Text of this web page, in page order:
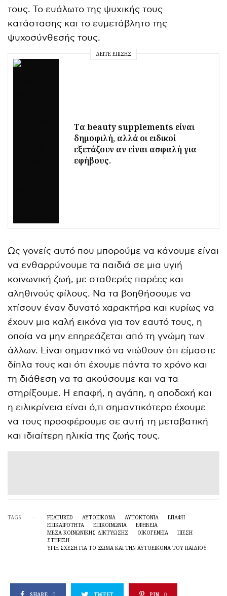
τους. Το ευάλωτο της ψυχικής τους
κατάστασης και το ευμετάβλητο της
ψυχοσύνθεσής τους.
ΔΕΊΤΕ ΕΠΊΣΗΣ
Τα beauty supplements είναι
δημοφιλή, αλλά οι ειδικοί
εξετάζουν αν είναι ασφαλή για
εφήβους.
Ως γονείς αυτό που μπορούμε να κάνουμε είναι
να ενθαρρύνουμε τα παιδιά σε μια υγιή
κοινωνική ζωή, με σταθερές παρέες και
αληθινούς φίλους. Να τα βοηθήσουμε να
χτίσουν έναν δυνατό χαρακτήρα και κυρίως να
έχουν μια καλή εικόνα για τον εαυτό τους, η
οποία να μην επηρεάζεται από τη γνώμη των
άλλων. Είναι σημαντικό να νιώθουν ότι είμαστε
δίπλα τους και ότι έχουμε πάντα το χρόνο και
τη διάθεση να τα ακούσουμε και να τα
στηρίξουμε. Η επαφή, η αγάπη, η αποδοχή και
η ειλικρίνεια είναι ό,τι σημαντικότερο έχουμε
να τους προσφέρουμε σε αυτή τη μεταβατική
και ιδιαίτερη ηλικία της ζωής τους.
TAGS FEATURED ΑΥΤΟΕΙΚΌΝΑ ΑΥΤΟΚΤΟΝΙΑ
ΕΠΑΦΗ
ΕΠΙΚΑΙΡΌΤΗΤΑ
ΕΠΙΚΟΙΝΩΝΙΑ
ΕΦΗΒΕΙΑ
ΜΈΣΑ ΚΟΙΝΩΝΙΚΉΣ ΔΙΚΤΎΩΣΗΣ
ΟΙΚΟΓΕΝΕΙΑ
ΠΙΕΣΗ
ΣΤΗΡΙΞΗ
ΥΓΙΉ ΣΧΈΣΗ ΓΙΑ ΤΟ ΣΏΜΑ ΚΑΙ ΤΗΝ ΑΥΤΟΕΙΚΌΝΑ ΤΟΥ ΠΑΙΔΙΟΎ
SHARE 0 TWEET PIN 0